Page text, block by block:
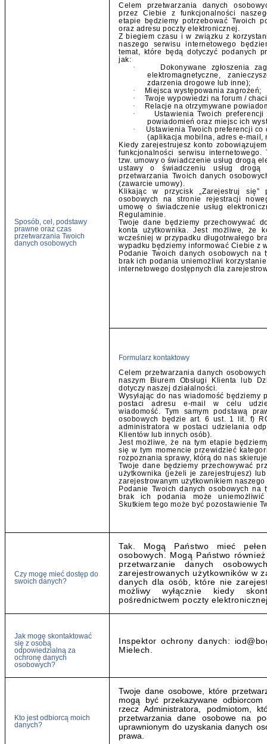
Sposób, cel, podstawy
prawne oraz czas
przetwarzania Twoich
danych osobowych
Celem przetwarzania danych
przez Ciebie z funkcjonalności
etapie będziemy potrzebować Twoich
oraz adresu poczty elektronicznej.
Z biegiem czasu i w związku z
naszego serwisu internetowego
temat, które będą dotyczyć podanych
jak:
·
Dokonywane zgłoszenia
elektromagnetyczne,
zdarzenia drogowe lub inne);
·
Miejsca występowania zagrożeń;
·
Twoje wypowiedzi na forum /
·
Relacje na otrzymywane
·
Ustawienia Twoich
powiadomień oraz miejsc ich
·
Ustawienia Twoich preferencji
(aplikacja mobilna, adres e-mail,
Kiedy zarejestrujesz konto
funkcjonalności serwisu
tzw. umowy o świadczenie usług drogą
ustawy o świadczeniu usług drogą
przetwarzania Twoich danych
(zawarcie umowy).
Klikając w przycisk „Zarejestruj się”
osobowych na stronie rejestracji
umowę o świadczenie usług
Regulaminie.
Twoje dane będziemy przechowywać
konta użytkownika. Jest możliwe, że
wcześniej w przypadku długotrwałego
wypadku będziemy informować Ciebie z
Podanie Twoich danych osobowych
brak ich podania uniemożliwi
internetowego dostępnych dla
Formularz kontaktowy
Celem przetwarzania danych
naszym Biurem Obsługi Klienta lub
dotyczy naszej działalności.
Wysyłając do nas wiadomość będziemy
postaci adresu e-mail w celu
wiadomość. Tym samym podstawą
osobowych będzie art. 6 ust. 1 lit. f)
administratora w postaci udzielania
Klientów lub innych osób).
Jest możliwe, że na tym etapie
się w tym momencie przewidzieć
rozpoznania sprawy, którą do nas
Twoje dane będziemy przechowywać
użytkownika (jeżeli je zarejestrujesz)
zarejestrowanym użytkownikiem
Podanie Twoich danych osobowych
brak ich podania może uniemożliwić
Skutkiem tego może być pozostawienie
Czy mogę mieć dostęp do
swoich danych?
Tak. Mogą Państwo mieć
osobowych. Mogą Państwo
przetwarzanie danych
zarejestrowanych użytkowników w
danych dla osób, które nie
możliwy wyłącznie kiedy
pośrednictwem poczty
Jak mogę skontaktować
się z osobą
odpowiedzialną za
ochronę danych
osobowych?
Inspektor ochrony danych:
Mielech.
Kto jest odbiorcą moich
danych?
Twoje dane osobowe, które
mogą być przekazywane
rzecz Administratora, podmiotom,
przetwarzania dane osobowe na
uprawnionym do uzyskania danych
prawa.